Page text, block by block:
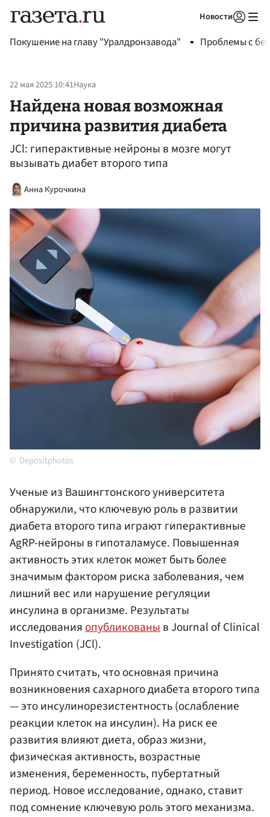
Новости
Покушение на главу "Уралдронзавода" Проблемы с
22 мая 2025 10:41Наука
Найдена новая возможная
причина развития диабета
JCl: гиперактивные нейроны в мозге могут
вызывать диабет второго типа
Анна Курочкина
Depositphotos
Ученые из Вашингтонского университета
обнаружили, что ключевую роль в развитии
диабета второго типа играют гиперактивные
AgRP-нейроны в гипоталамусе. Повышенная
активность этих клеток может быть более
значимым фактором риска заболевания, чем
лишний вес или нарушение регуляции
инсулина в организме. Результаты
исследованияопубликованыв Journal of Clinical
Investigation (JCl).
Принято считать, что основная причина
возникновения сахарного диабета второго типа
— это инсулинорезистентность (ослабление
реакции клеток на инсулин). На риск ее
развития влияют диета, образ жизни,
физическая активность, возрастные
изменения, беременность, пубертатный
период. Новое исследование, однако, ставит
под сомнение ключевую роль этого механизма.